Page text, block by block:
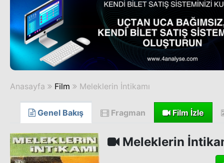
Anasayfa Film Meleklerin İntikamı
Genel Bakış Fragman Film İzle
Meleklerin